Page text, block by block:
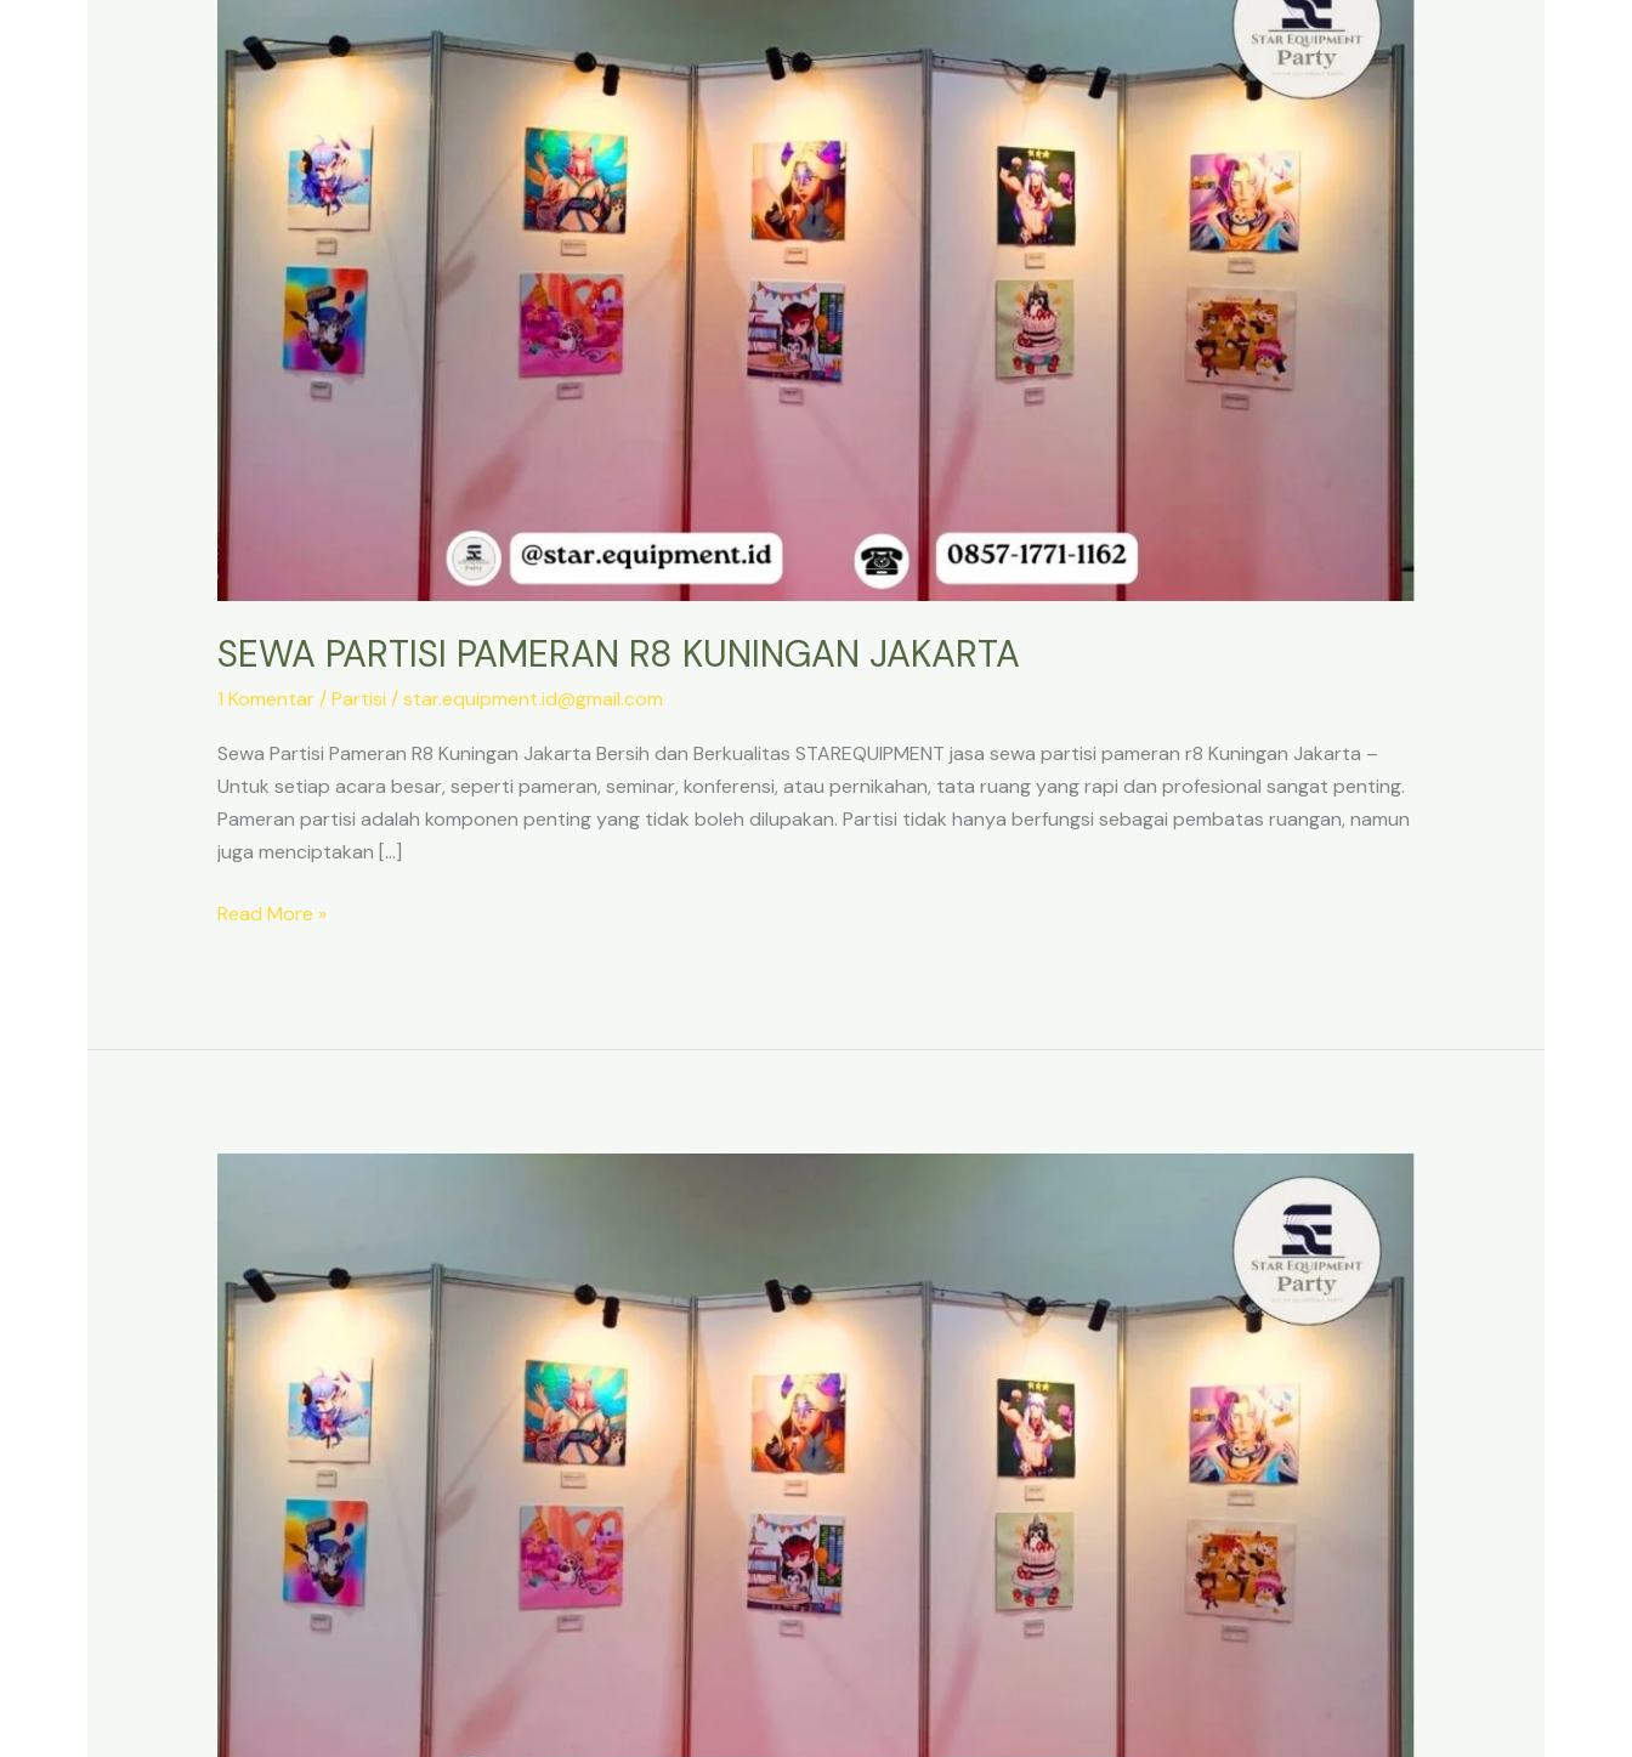
SEWA PARTISI PAMERAN R8 KUNINGAN JAKARTA
1 Komentar /Partisi /star.equipment.id@gmail.com
Sewa Partisi Pameran R8 Kuningan Jakarta Bersih dan Berkualitas STAREQUIPMENT jasa sewa partisi pameran r8 Kuningan Jakarta –
Untuk setiap acara besar, seperti pameran, seminar, konferensi, atau pernikahan, tata ruang yang rapi dan profesional sangat penting.
Pameran partisi adalah komponen penting yang tidak boleh dilupakan. Partisi tidak hanya berfungsi sebagai pembatas ruangan, namun
juga menciptakan […]
SEWA
KUNINGAN
Read More »